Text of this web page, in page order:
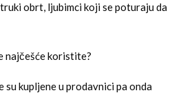
obrt, ljubimci koji se poturaju da
najčešće koristite?
su kupljene u prodavnici pa onda